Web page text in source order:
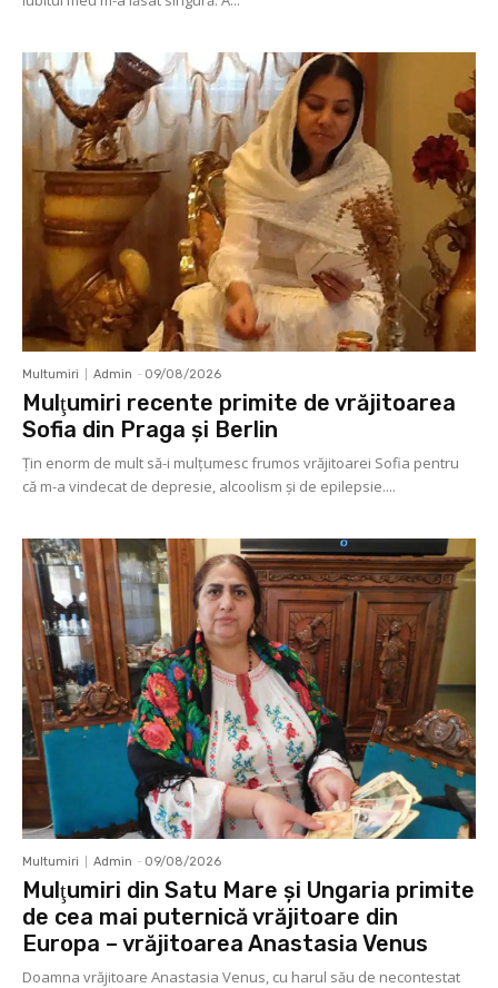
Multumiri Admin - 09/08/2026
Mulţumiri recente primite de vrăjitoarea
Sofia din Praga și Berlin
Ţin enorm de mult să-i mulţumesc frumos vrăjitoarei Sofia pentru
că m-a vindecat de depresie, alcoolism şi de epilepsie....
Multumiri Admin - 09/08/2026
Mulţumiri din Satu Mare și Ungaria primite
de cea mai puternică vrăjitoare din
Europa – vrăjitoarea Anastasia Venus
Doamna vrăjitoare Anastasia Venus, cu harul său de necontestat